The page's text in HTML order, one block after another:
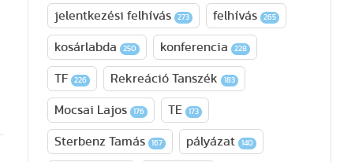
jelentkezési felhívás 273 felhívás 265
kosárlabda 250 konferencia 228
TF 226 Rekreáció Tanszék 183
Mocsai Lajos 176 TE 173
Sterbenz Tamás 167 pályázat 140